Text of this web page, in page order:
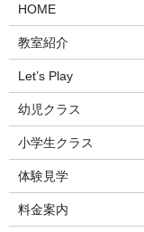
HOME
教室紹介
Let’s Play
幼児クラス
小学生クラス
体験見学
料金案内